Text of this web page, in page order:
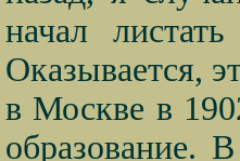
начал
Оказывается,
в Москве в
образование.